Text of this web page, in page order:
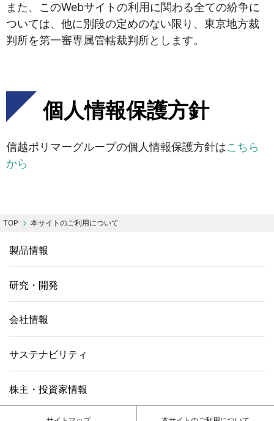
また、このWebサイトの利用に関わる全ての紛争に
ついては、他に別段の定めのない限り、東京地方裁
判所を第一審専属管轄裁判所とします。
個人情報保護方針
信越ポリマーグループの個人情報保護方針はこちら
から
本サイトのご利用について
製品情報
研究・開発
会社情報
サステナビリティ
株主・投資家情報